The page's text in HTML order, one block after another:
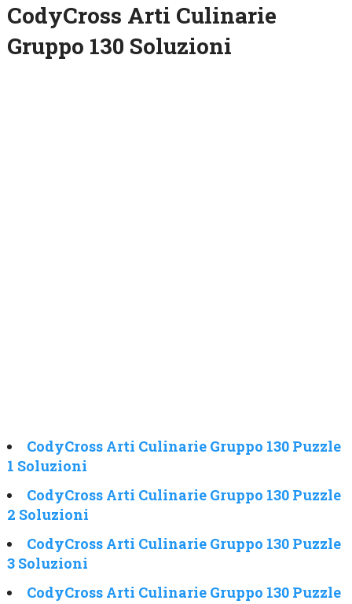
CodyCross Arti Culinarie
Gruppo 130 Soluzioni
CodyCross Arti Culinarie Gruppo 130 Puzzle
1 Soluzioni
CodyCross Arti Culinarie Gruppo 130 Puzzle
2 Soluzioni
CodyCross Arti Culinarie Gruppo 130 Puzzle
3 Soluzioni
CodyCross Arti Culinarie Gruppo 130 Puzzle